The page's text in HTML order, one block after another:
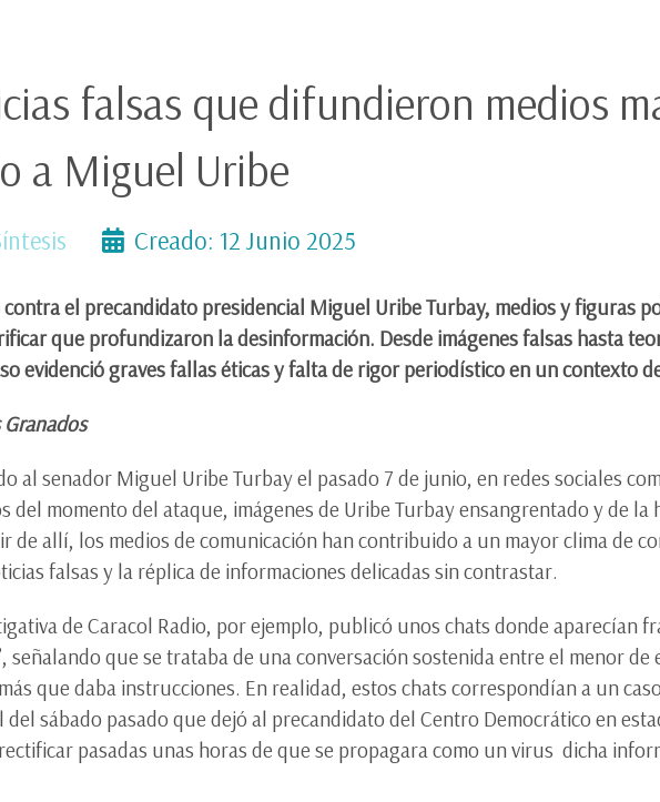
falsas que difundieron medios
a Miguel Uribe
Creado: 12 Junio 2025
contra el precandidato presidencial Miguel Uribe Turbay, medios y figuras
que profundizaron la desinformación. Desde imágenes falsas hasta
evidenció graves fallas éticas y falta de rigor periodístico en un contexto
Granados
al senador Miguel Uribe Turbay el pasado 7 de junio, en redes sociales
del momento del ataque, imágenes de Uribe Turbay ensangrentado y de la
de allí, los medios de comunicación han contribuido a un mayor clima de
falsas y la réplica de informaciones delicadas sin contrastar.
de Caracol Radio, por ejemplo, publicó unos chats donde aparecían
señalando que se trataba de una conversación sostenida entre el menor
que daba instrucciones. En realidad, estos chats correspondían a un
sábado pasado que dejó al precandidato del Centro Democrático en
pasadas unas horas de que se propagara como un virus dicha